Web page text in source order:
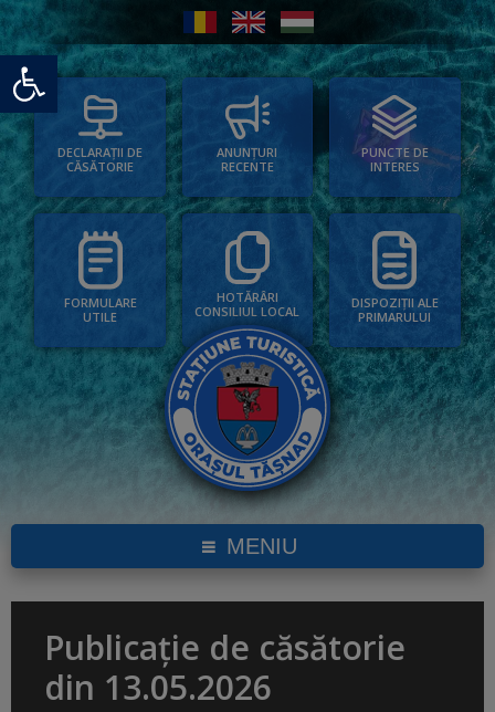
Deschide bara de unelte
DECLARAȚII DE
CĂSĂTORIE
ANUNȚURI
RECENTE
PUNCTE DE
INTERES
FORMULARE
UTILE
HOTĂRÂRI
CONSILIUL LOCAL
DISPOZIȚII ALE
PRIMARULUI
MENIU
Publicație de căsătorie
din 13.05.2026